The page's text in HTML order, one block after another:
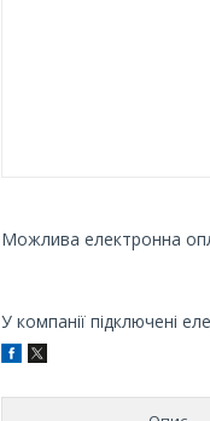
У компанії підключені